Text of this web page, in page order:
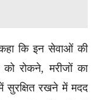
कि इन सेवाओं की
को रोकने, मरीजों का
सुरक्षित रखने में मदद